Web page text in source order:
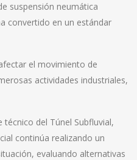
suspensión neumática
convertido en un estándar
el movimiento de
actividades industriales,
del Túnel Subfluvial,
continúa realizando un
evaluando alternativas